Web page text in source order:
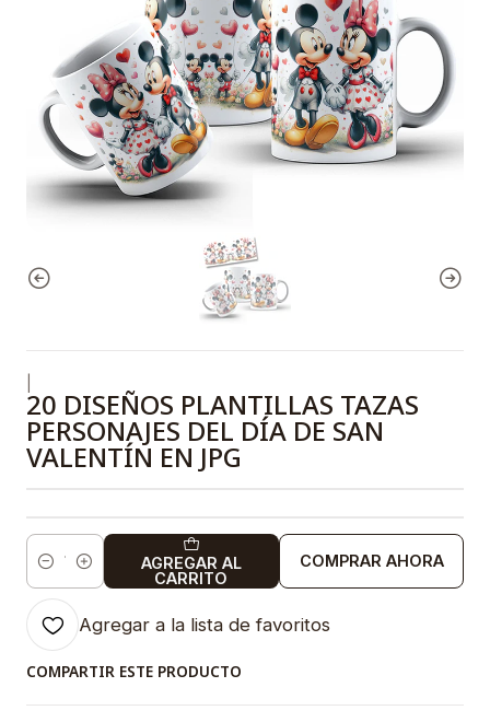
20 DISEÑOS PLANTILLAS TAZAS
PERSONAJES DEL DÍA DE SAN
VALENTÍN EN JPG
Cantidad
AGREGAR AL
CARRITO
COMPRAR AHORA
Agregar a la lista de favoritos
COMPARTIR ESTE PRODUCTO